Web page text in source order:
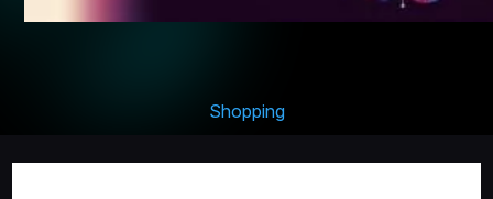
Shopping